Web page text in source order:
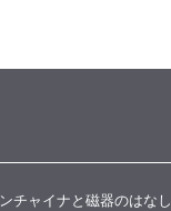
チャイナと磁器のはなし